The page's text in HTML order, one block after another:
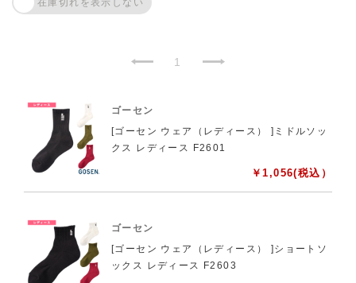
1
ゴーセン
[ゴーセン ウェア（レディース） ]ミドルソッ
クス レディース F2601
￥1,056(税込）
ゴーセン
[ゴーセン ウェア（レディース） ]ショートソ
ックス レディース F2603